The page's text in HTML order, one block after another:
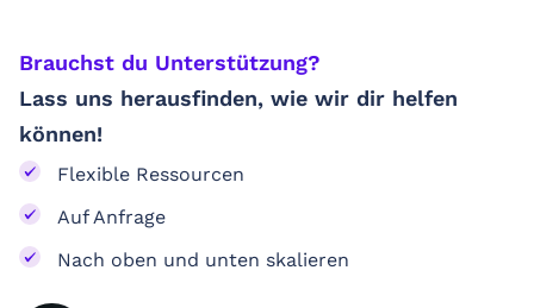
Brauchst du Unterstützung? ​
Lass uns herausfinden, wie wir dir helfen
können!
Flexible Ressourcen
Auf Anfrage
Nach oben und unten skalieren